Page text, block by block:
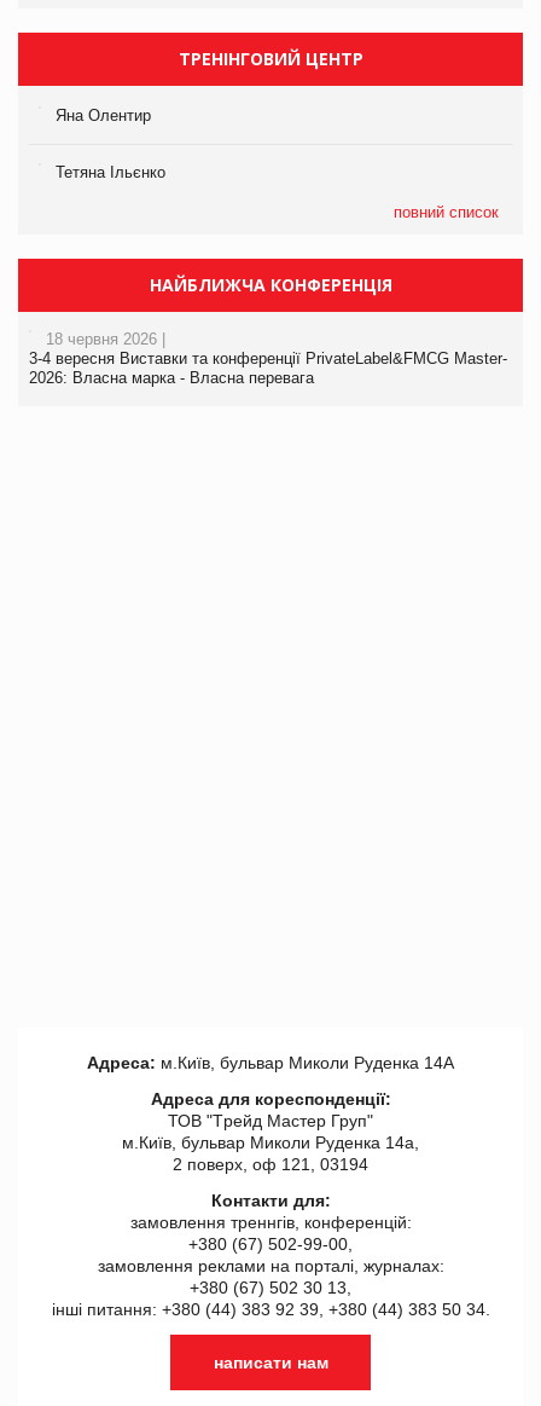
ТРЕНІНГОВИЙ ЦЕНТР
Яна Олентир
Тетяна Ільєнко
повний список
НАЙБЛИЖЧА КОНФЕРЕНЦІЯ
18 червня 2026 |
3-4 вересня Виставки та конференції PrivateLabel&FMCG Master-
2026: Власна марка - Власна перевага
Адреса: м.Київ, бульвар Миколи Руденка 14А
Адреса для кореспонденції:
ТОВ "Tрейд Мастер Груп"
м.Київ, бульвар Миколи Руденка 14а,
2 поверх, оф 121, 03194
Контакти для:
замовлення треннгів, конференцій:
+380 (67) 502-99-00,
замовлення реклами на порталі, журналах:
+380 (67) 502 30 13,
інші питання: +380 (44) 383 92 39, +380 (44) 383 50 34.
написати нам